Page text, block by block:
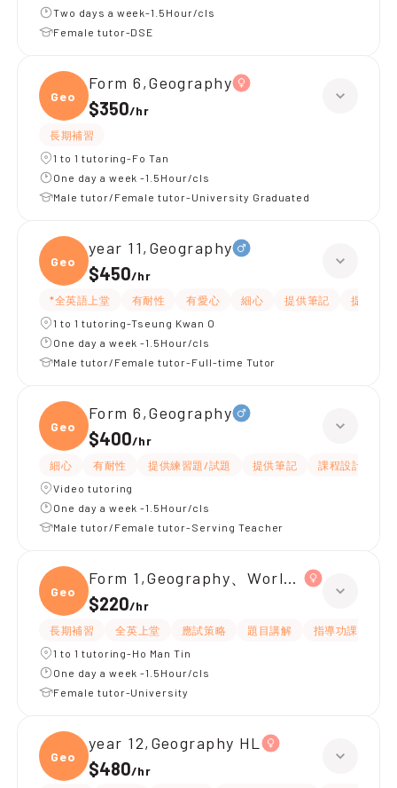
Two days a week-1.5Hour/cls
Female tutor-DSE
Geogr
Form 6,Geography
$350/hr
長期補習
1 to 1 tutoring-Fo Tan
One day a week -1.5Hour/cls
Male tutor/Female tutor-University Graduated
Geogr
year 11,Geography
$450/hr
*全英語上堂 有耐性 有愛心 細心 提供筆記
提供練
1 to 1 tutoring-Tseung Kwan O
One day a week -1.5Hour/cls
Male tutor/Female tutor-Full-time Tutor
Geogr
Form 6,Geography
$400/hr
細心 有耐性 提供練習題/試題 提供筆記 課程設計
Video tutoring
One day a week -1.5Hour/cls
Male tutor/Female tutor-Serving Teacher
Geogr
Form 1,Geography、World History、
$220/hr
長期補習 全英上堂 應試策略 題目講解 指導功課
1 to 1 tutoring-Ho Man Tin
One day a week -1.5Hour/cls
Female tutor-University
Geogr
year 12,Geography HL
$480/hr